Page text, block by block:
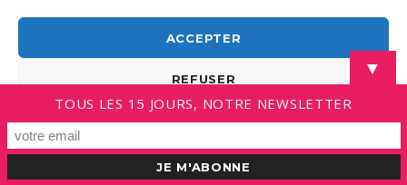
ACCEPTER
REFUSER
VOIR LES PRÉFÉRENCES
Politique de cookies
▼
TOUS LES 15 JOURS, NOTRE NEWSLETTER